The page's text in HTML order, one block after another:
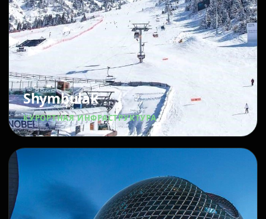
Shymbulak
КУРОРТНАЯ ИНФРАСТРУКТУРА